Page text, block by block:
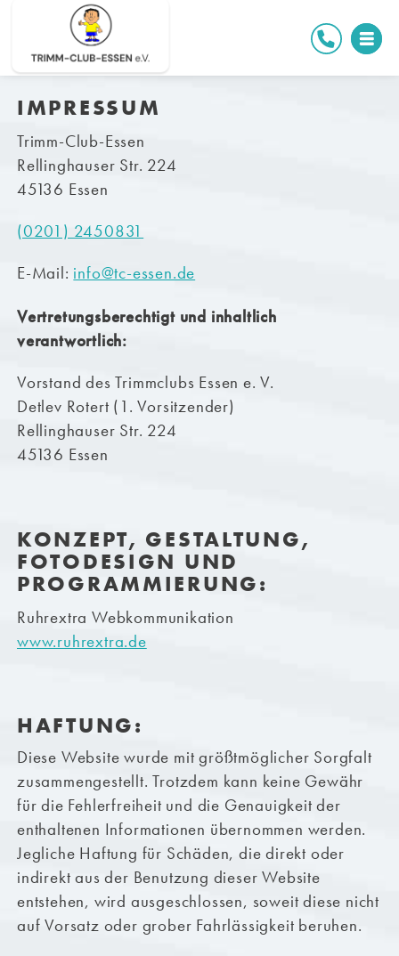
IMPRESSUM
Trimm-Club-Essen
Rellinghauser Str. 224
45136 Essen
(0201) 2450831
E-Mail: info@tc-essen.de
Vertretungsberechtigt und inhaltlich
verantwortlich:
Vorstand des Trimmclubs Essen e. V.
Detlev Rotert (1. Vorsitzender)
Rellinghauser Str. 224
45136 Essen
KONZEPT, GESTALTUNG,
FOTODESIGN UND
PROGRAMM­IERUNG:
Ruhrextra Webkommunikation
www.ruhrextra.de
HAFTUNG:
Diese Website wurde mit größtmöglicher Sorgfalt
zusammengestellt. Trotzdem kann keine Gewähr
für die Fehlerfreiheit und die Genauigkeit der
enthaltenen Informationen übernommen werden.
Jegliche Haftung für Schäden, die direkt oder
indirekt aus der Benutzung dieser Website
entstehen, wird ausgeschlossen, soweit diese nicht
auf Vorsatz oder grober Fahrlässigkeit beruhen.